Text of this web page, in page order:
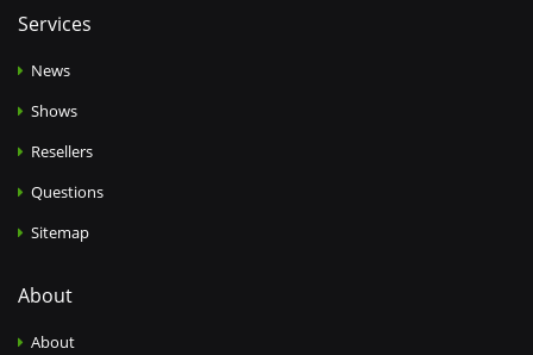
Services
News
Shows
Resellers
Questions
Sitemap
About
About